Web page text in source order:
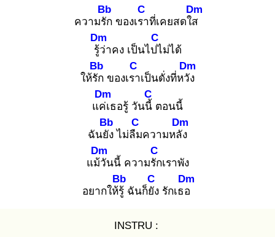
ความรัก
Bb
ของเรา
C
ที่เคยสดใส
Dm
รู้ว่
Dm
าคง เป็นไปไ
C
ม่ได้
ให้รัก
Bb
ของเรา
C
เป็นดั่งที่หวัง
Dm
แค่เ
Dm
ธอรู้ วันนี้
C
ตอนนี้
ฉันยัง
Bb
ไม่ลืม
C
ความหลัง
Dm
แม้วั
Dm
นนี้ ความรัก
C
เราพัง
อยากให้รู้
Bb
ฉันก็ยัง
C
รักเธอ
Dm
INSTRU :